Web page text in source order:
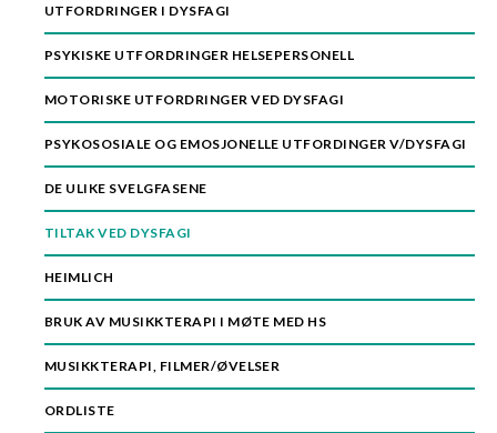
UTFORDRINGER I DYSFAGI
PSYKISKE UTFORDRINGER HELSEPERSONELL
MOTORISKE UTFORDRINGER VED DYSFAGI
PSYKOSOSIALE OG EMOSJONELLE UTFORDINGER V/DYSFAGI
DE ULIKE SVELGFASENE
TILTAK VED DYSFAGI
HEIMLICH
BRUK AV MUSIKKTERAPI I MØTE MED HS
MUSIKKTERAPI, FILMER/ØVELSER
ORDLISTE